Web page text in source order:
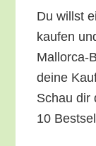
Du willst
kau­fen
Mal­lor­ca-
dei­ne
Schau dir
10